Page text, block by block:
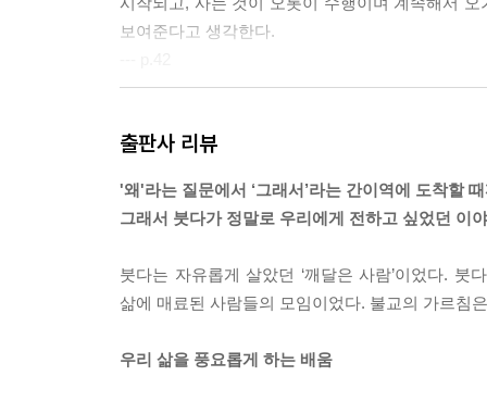
초심_아는 것부터 내려놓자
보여준다고 생각한다.
것을 알려주고 싶다.
--- p.52
‘고뇌를 뛰어넘는다’는 것은 생로병사 그 자체를
을 두려워하거나 그로부터 도망치려 하는 대신,
인생의 엄숙한 사실을 이해하고, 살아가는 조건
출판사 리뷰
'왜'라는 질문에서 ‘그래서’라는 간이역에 도착할
그래서 붓다가 정말로 우리에게 전하고 싶었던 이
붓다는 자유롭게 살았던 ‘깨달은 사람’이었다. 붓
삶에 매료된 사람들의 모임이었다. 불교의 가르침
우리 삶을 풍요롭게 하는 배움